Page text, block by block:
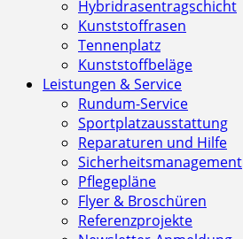
Hybridrasentragschicht
Kunststoffrasen
Tennenplatz
Kunststoffbeläge
Leistungen & Service
Rundum-Service
Sportplatzausstattung
Reparaturen und Hilfe
Sicherheitsmanagement
Pflegepläne
Flyer & Broschüren
Referenzprojekte